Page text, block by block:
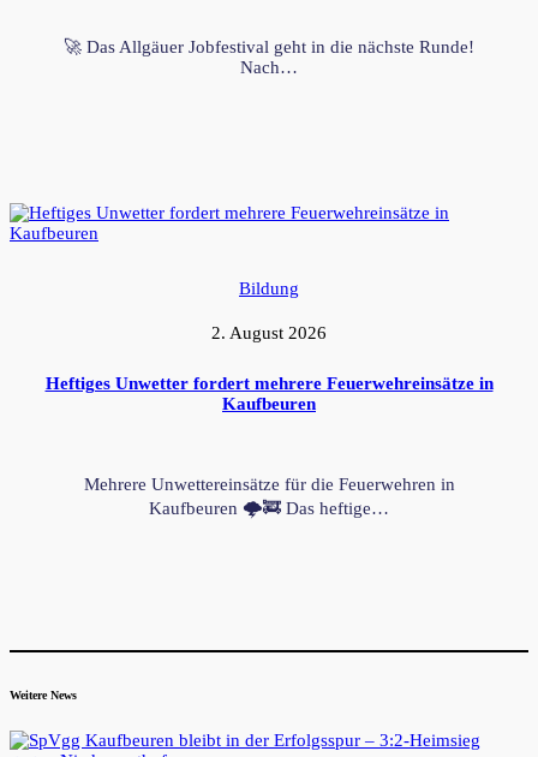
🚀 Das Allgäuer Jobfestival geht in die nächste Runde!
Nach…
Bildung
2. August 2026
Heftiges Unwetter fordert mehrere Feuerwehreinsätze in
Kaufbeuren
Mehrere Unwettereinsätze für die Feuerwehren in
Kaufbeuren 🌩️🚒 Das heftige…
Weitere News